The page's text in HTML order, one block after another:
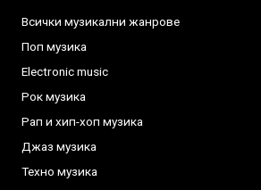
Всички музикални жанрове
Поп музика
Electronic music
Рок музика
Рап и хип-хоп музика
Джаз музика
Техно музика